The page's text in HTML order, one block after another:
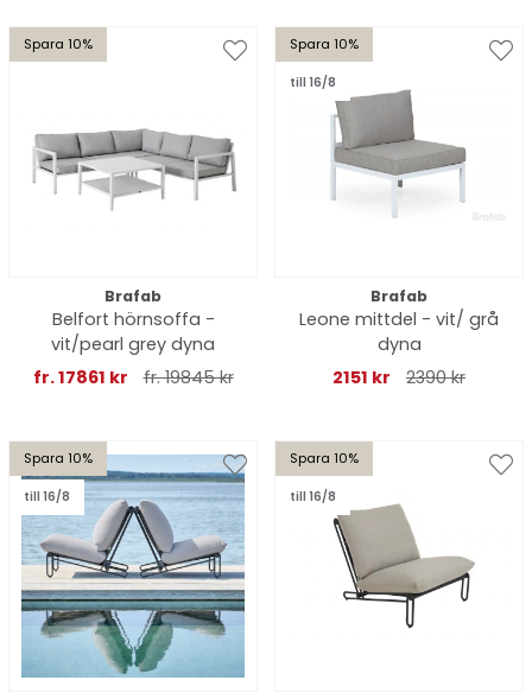
Spara 10%
Brafab
Belfort hörnsoffa -
vit/pearl grey dyna
fr. 17861 kr
fr. 19845 kr
Spara 10%
till 16/8
Brafab
Leone mittdel - vit/ grå
dyna
2151 kr
2390 kr
Spara 10%
till 16/8
Spara 10%
till 16/8